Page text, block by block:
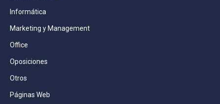
Informática
Marketing y Management
Office
Oposiciones
Otros
Páginas Web